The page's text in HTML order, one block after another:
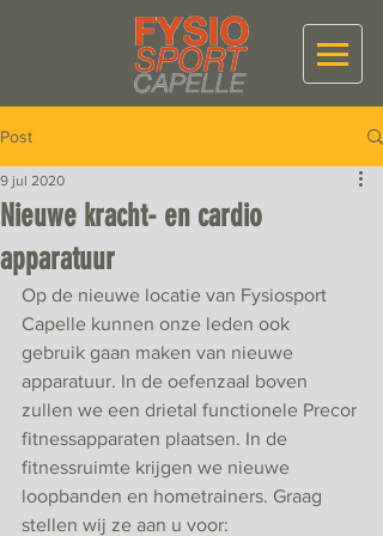
Post
Nieuwe kracht- en cardio
apparatuur
9 jul 2020
Op de nieuwe locatie van Fysiosport
Capelle kunnen onze leden ook
gebruik gaan maken van nieuwe
apparatuur. In de oefenzaal boven
zullen we een drietal functionele Precor
fitnessapparaten plaatsen. In de
fitnessruimte krijgen we nieuwe
loopbanden en hometrainers. Graag
stellen wij ze aan u voor: